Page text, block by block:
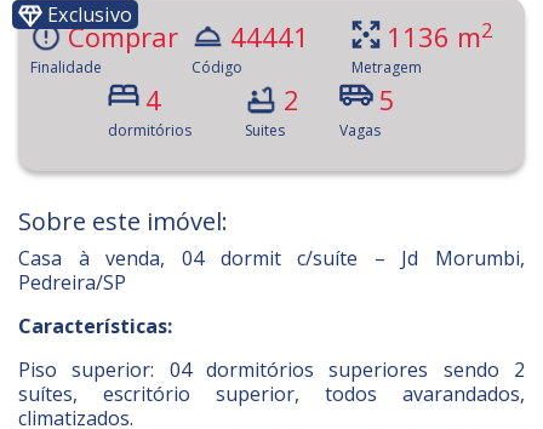
Exclusivo
Comprar
Finalidade
44441
Código
1136 m2
Metragem
4
dormitórios
2
Suites
5
Vagas
Sobre este imóvel:
Casa à venda, 04 dormit c/suíte – Jd Morumbi,
Pedreira/SP
Características:
Piso superior: 04 dormitórios superiores sendo 2
suítes, escritório superior, todos avarandados,
climatizados.